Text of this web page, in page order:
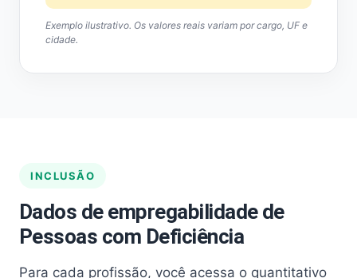
Exemplo ilustrativo. Os valores reais variam por cargo, UF e
cidade.
INCLUSÃO
Dados de empregabilidade de
Pessoas com Deficiência
Para cada profissão, você acessa o quantitativo